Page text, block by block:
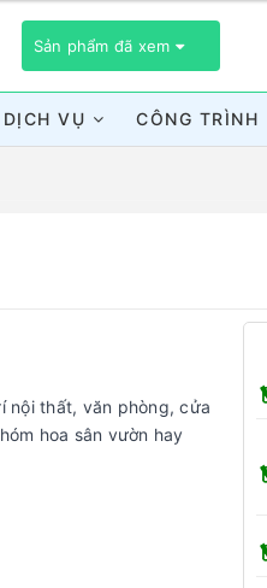
Sản phẩm đã xem
DỊCH VỤ CÔNG TRÌNH
nội thất, văn phòng, cửa
hoa sân vườn hay